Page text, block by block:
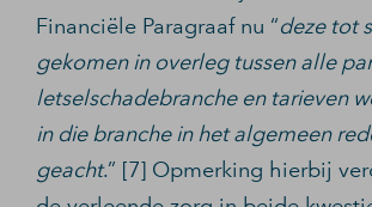
Financiële Paragraaf nu “deze tot
gekomen in overleg tussen alle
letselschadebranche en tarieven
in die branche in het algemeen
geacht.” [7] Opmerking hierbij